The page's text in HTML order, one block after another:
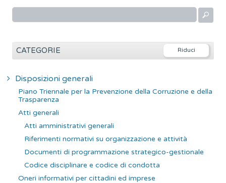
r
CATEGORIE
Disposizioni generali
Piano Triennale per la Prevenzione della Corruzione e della
Trasparenza
Atti generali
Atti amministrativi generali
Riferimenti normativi su organizzazione e attività
Documenti di programmazione strategico-gestionale
Codice disciplinare e codice di condotta
Oneri informativi per cittadini ed imprese